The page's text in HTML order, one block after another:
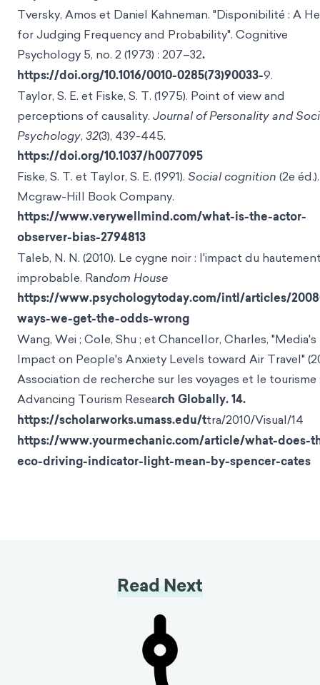
Tversky, Amos et Daniel Kahneman. "Disponibilité : A
for Judging Frequency and Probability". Cognitive
Psychology 5, no. 2 (1973) : 207–32.
https://doi.org/10.1016/0010-0285(73)90033-9.
Taylor, S. E. et Fiske, S. T. (1975). Point of view and
perceptions of causality. Journal of Personality and
Psychology, 32(3), 439-445.
https://doi.org/10.1037/h0077095
Fiske, S. T. et Taylor, S. E. (1991). Social cognition (2e éd.).
Mcgraw-Hill Book Company.
https://www.verywellmind.com/what-is-the-actor-
observer-bias-2794813
Taleb, N. N. (2010). Le cygne noir : l'impact du
improbable. Random House
https://www.psychologytoday.com/intl/articles/
ways-we-get-the-odds-wrong
Wang, Wei ; Cole, Shu ; et Chancellor, Charles, "Media's
Impact on People's Anxiety Levels toward Air Travel"
Association de recherche sur les voyages et le tourisme
Advancing Tourism Research Globally. 14.
https://scholarworks.umass.edu/ttra/2010/Visual/14
https://www.yourmechanic.com/article/what-does-
eco-driving-indicator-light-mean-by-spencer-cates
Read Next